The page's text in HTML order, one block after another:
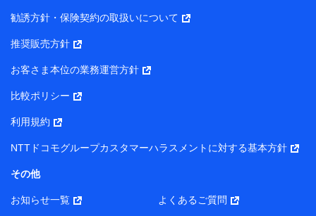
上記に係る案内・手続き・管理等付帯業務を行うため
所・代表者名】
り）
株式会社NTTドコモ・フィナンシャルグループ 代表取締役
社長 廣井 孝史
東京都中央区日本橋人形町2-14-10 アーバンネット日本橋
株式会社ドコモ・インシュアランス 代表取締役社長 吉
勧誘方針・保険契約の取扱いについて
推奨販売方針
お客さま本位の業務運営方針
比較ポリシー
利用規約
NTTドコモグループカスタマーハラスメントに対する基本方針
その他
お知らせ一覧 よくあるご質問